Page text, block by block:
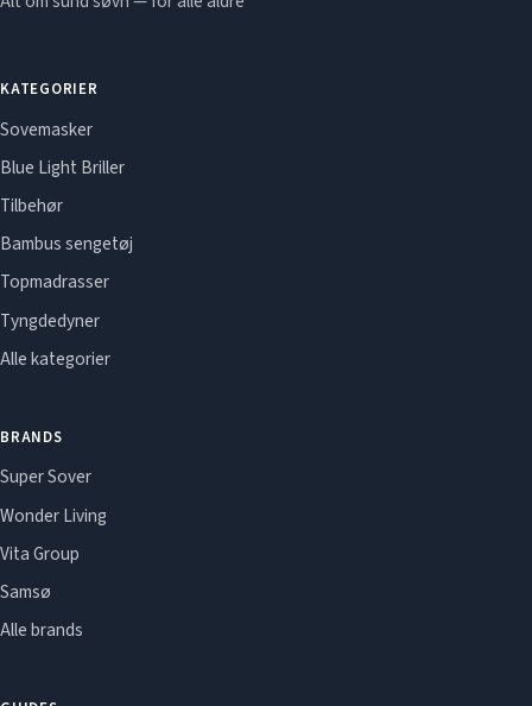
KATEGORIER
Sovemasker
Blue Light Briller
Tilbehør
Bambus sengetøj
Topmadrasser
Tyngdedyner
Alle kategorier
BRANDS
Super Sover
Wonder Living
Vita Group
Samsø
Alle brands